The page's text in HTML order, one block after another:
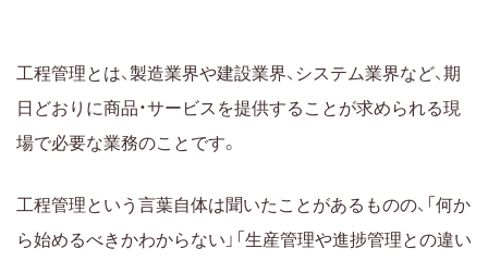
工程管理と生産管理の違い
工程管理と進捗管理の違い
3つの管理範囲を整理した比較表
Plan：工程計画を立てる
Do：計画にもとづいて工程を実施する
工程管理とは、製造業界や建設業界、システム業界など、期
日どおりに商品・サービスを提供することが求められる現
場で必要な業務のことです。
工程管理という言葉自体は聞いたことがあるものの、「何か
ら始めるべきかわからない」「生産管理や進捗管理との違い